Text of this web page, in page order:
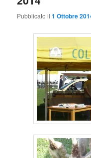
Pubblicato il1 Ottobre